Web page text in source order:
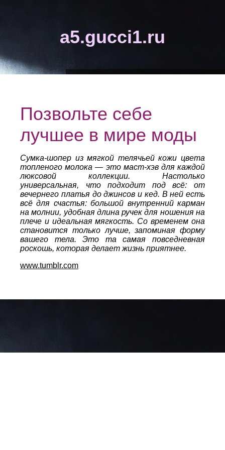
a5.gucci1.ru
Позвольте себе
лучшее в мире моды
Сумка-шопер из мягкой телячьей кожи цвета
топленого молока — это маст-хэв для каждой
люксовой коллекции. Настолько
универсальная, что подходит под всё: от
вечернего платья до джинсов и кед. В ней есть
всё для счастья: большой внутренний карман
на молнии, удобная длина ручек для ношения на
плече и идеальная мягкость. Со временем она
становится только лучше, запоминая форму
вашего тела. Это та самая повседневная
роскошь, которая делает жизнь приятнее.
www.tumblr.com